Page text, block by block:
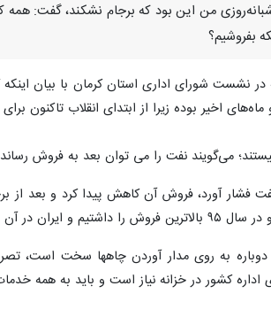
من این بود که برجام نشکند، گفت: همه
نشست شورای اداری استان کرمان با بیان
ماه‌های اخیر بوده زیرا از ابتدای انقلاب
می‌گویند نفت را می توان بعد به فروش
در سطح جهان داشت.
دوباره به روی مدار آوردن چاهها سخت است،